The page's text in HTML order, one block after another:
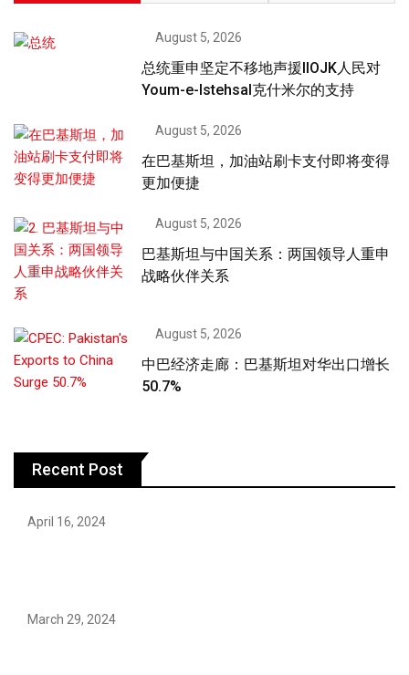
August 5, 2026
总统重申坚定不移地声援IIOJK人民对
Youm-e-Istehsal克什米尔的支持
August 5, 2026
在巴基斯坦，加油站刷卡支付即将变得
更加便捷
August 5, 2026
巴基斯坦与中国关系：两国领导人重申
战略伙伴关系
August 5, 2026
中巴经济走廊：巴基斯坦对华出口增长
50.7%
Recent Post
April 16, 2024
March 29, 2024